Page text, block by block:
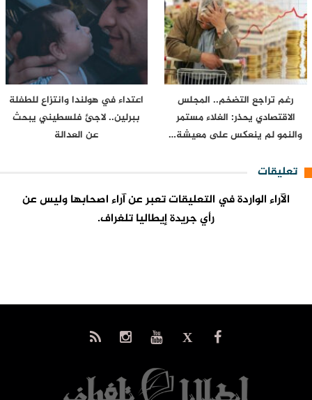
رغم تراجع التضخم.. المجلس
الاقتصادي يحذر: الغلاء مستمر
والنمو لم ينعكس على معيشة…
اعتداء في هولندا وانتزاع للطفلة
ببرلين.. لاجئ فلسطيني يبحث
عن العدالة
تعليقات
الآراء الواردة في التعليقات تعبر عن آراء اصحابها وليس عن
رأي جريدة إيطاليا تلغراف.